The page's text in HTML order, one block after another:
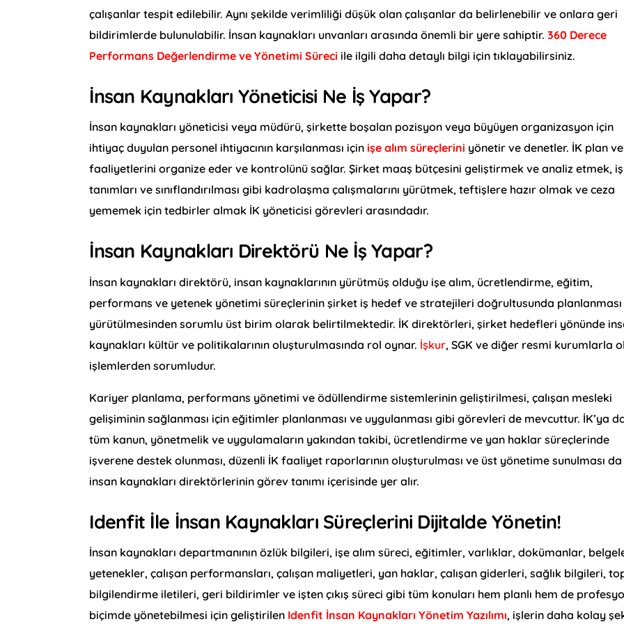
çalışanlar tespit edilebilir. Aynı şekilde verimliliği düşük olan çalışanlar da belirlenebilir ve onlara geri
bildirimlerde bulunulabilir. İnsan kaynakları unvanları arasında önemli bir yere sahiptir.360 Derece
Performans Değerlendirme ve Yönetimi Süreci ile ilgili daha detaylı bilgi için tıklayabilirsiniz.
İnsan Kaynakları Yöneticisi Ne İş Yapar?
İnsan kaynakları yöneticisi veya müdürü, şirkette boşalan pozisyon veya büyüyen organizasyon için
ihtiyaç duyulan personel ihtiyacının karşılanması içinişe alım süreçlerini yönetir ve denetler. İK plan ve
faaliyetlerini organize eder ve kontrolünü sağlar. Şirket maaş bütçesini geliştirmek ve analiz etmek, iş
tanımları ve sınıflandırılması gibi kadrolaşma çalışmalarını yürütmek, teftişlere hazır olmak ve ceza
yememek için tedbirler almak İK yöneticisi görevleri arasındadır.
İnsan Kaynakları Direktörü Ne İş Yapar?
İnsan kaynakları direktörü, insan kaynaklarının yürütmüş olduğu işe alım, ücretlendirme, eğitim,
performans ve yetenek yönetimi süreçlerinin şirket iş hedef ve stratejileri doğrultusunda planlanması
yürütülmesinden sorumlu üst birim olarak belirtilmektedir. İK direktörleri, şirket hedefleri yönünde
kaynakları kültür ve politikalarının oluşturulmasında rol oynar. İşkur, SGK ve diğer resmi kurumlarla
işlemlerden sorumludur.
Kariyer planlama, performans yönetimi ve ödüllendirme sistemlerinin geliştirilmesi, çalışan mesleki
gelişiminin sağlanması için eğitimler planlanması ve uygulanması gibi görevleri de mevcuttur. İK’ya
tüm kanun, yönetmelik ve uygulamaların yakından takibi, ücretlendirme ve yan haklar süreçlerinde
işverene destek olunması, düzenli İK faaliyet raporlarının oluşturulması ve üst yönetime sunulması
insan kaynakları direktörlerinin görev tanımı içerisinde yer alır.
Idenfit İle İnsan Kaynakları Süreçlerini Dijitalde Yönetin!
İnsan kaynakları departmanının özlük bilgileri, işe alım süreci, eğitimler, varlıklar, dokümanlar,
yetenekler, çalışan performansları, çalışan maliyetleri, yan haklar, çalışan giderleri, sağlık bilgileri,
bilgilendirme iletileri, geri bildirimler ve işten çıkış süreci gibi tüm konuları hem planlı hem de
biçimde yönetebilmesi için geliştirilen Idenfit İnsan Kaynakları Yönetim Yazılımı, işlerin daha kolay